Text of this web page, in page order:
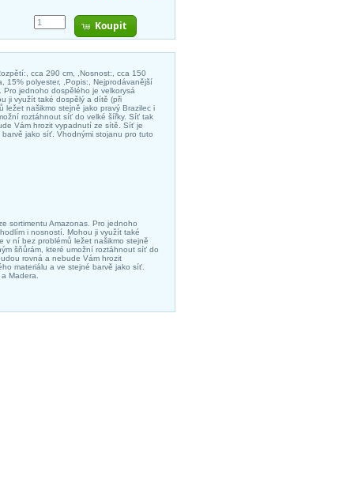
Koupit
cca 290 cm, ,Nosnost:, cca 150
15% polyester, ,Popis:, Nejprodávanější
jednoho dospělého je velkorysá
ji využít také dospělý a dítě (při
našikmo stejně jako pravý Brazilec i
roztáhnout síť do velké šířky. Síť tak
Vám hrozit vypadnutí ze sítě. Síť je
jako síť. Vhodnými stojanu pro tuto
sortimentu Amazonas. Pro jednoho
i nosností. Mohou ji využít také
v ní bez problémů ležet našikmo stejně
šňůrám, které umožní roztáhnout síť do
rovná a nebude Vám hrozit
materiálu a ve stejné barvě jako síť.
Madera.